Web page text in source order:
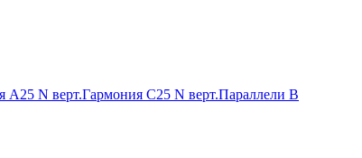
А25 N верт.Гармония С25 N верт.Параллели В